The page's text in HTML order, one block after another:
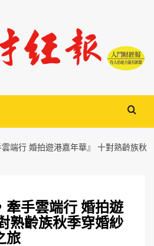
雲端行 婚拍遊港嘉年華』 十對熟齡族秋
牽手雲端行 婚拍遊
熟齡族秋季穿婚紗
旅